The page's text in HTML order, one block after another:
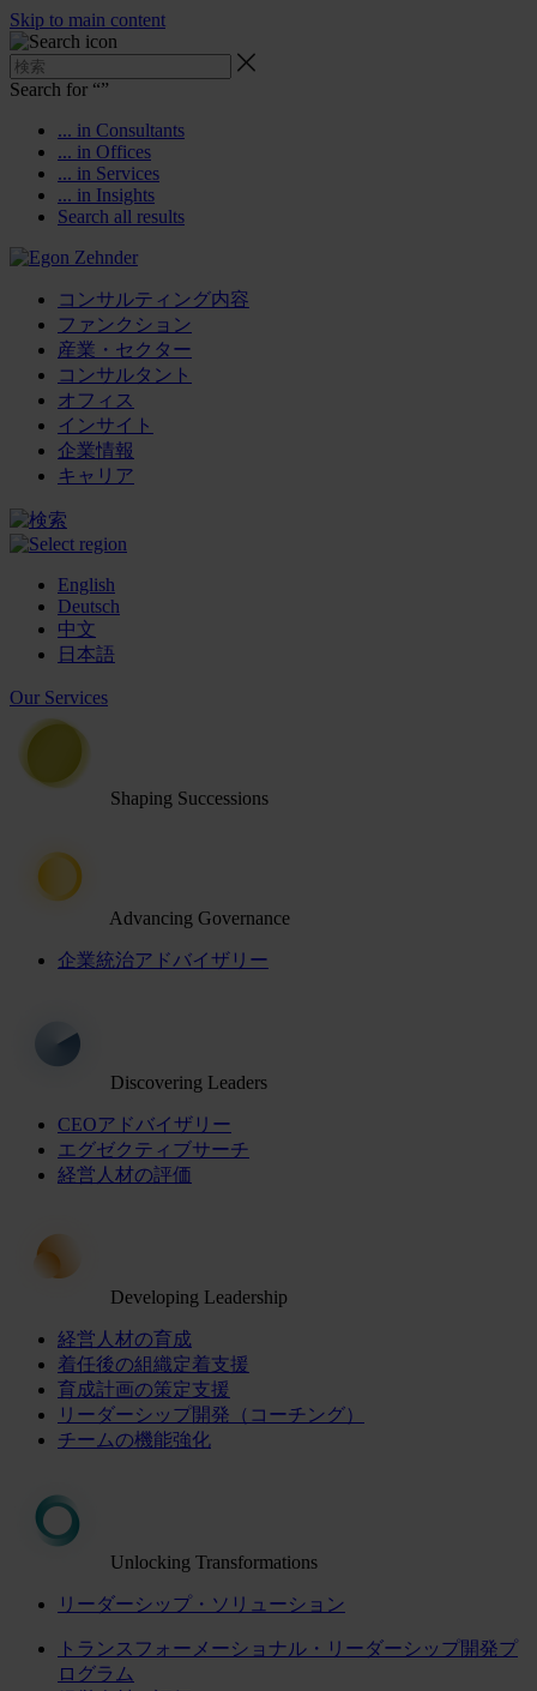
Skip to main content
Search for “”
... in Consultants
... in Offices
... in Services
... in Insights
Search all results
コンサルティング内容
ファンクション
産業・セクター
コンサルタント
オフィス
インサイト
企業情報
キャリア
English
Deutsch
中文
日本語
Our Services
Shaping Successions
Advancing Governance
企業統治アドバイザリー
Discovering Leaders
CEOアドバイザリー
エグゼクティブサーチ
経営人材の評価
Developing Leadership
経営人材の育成
着任後の組織定着支援
育成計画の策定支援
リーダーシップ開発（コーチング）
チームの機能強化
Unlocking Transformations
リーダーシップ・ソリューション
トランスフォーメーショナル・リーダーシップ開発プ
ログラム